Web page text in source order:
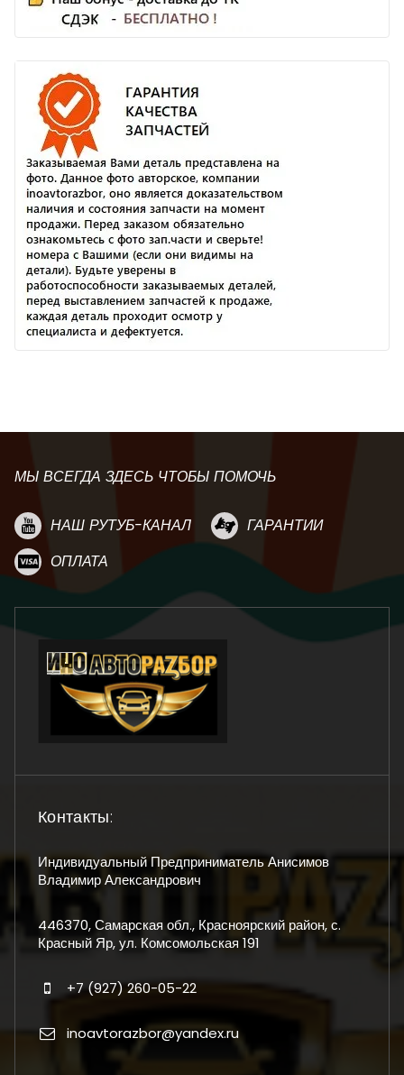
МЫ ВСЕГДА ЗДЕСЬ ЧТОБЫ ПОМОЧЬ
НАШ РУТУБ-КАНАЛ
ГАРАНТИИ
ОПЛАТА
Контакты:
Индивидуальный Предприниматель Анисимов
Владимир Александрович
446370, Самарская обл., Красноярский район, с.
Красный Яр, ул. Комсомольская 191
+7 (927) 260-05-22
inoavtorazbor@yandex.ru